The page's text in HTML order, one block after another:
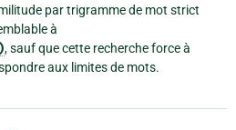
par trigramme de mot strict
à
, sauf que cette recherche force à
aux limites de mots.